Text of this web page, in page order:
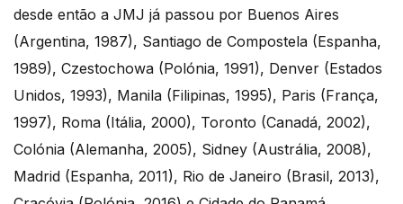
desde então a JMJ já passou por Buenos Aires
(Argentina, 1987), Santiago de Compostela (Espanha,
1989), Czestochowa (Polónia, 1991), Denver (Estados
Unidos, 1993), Manila (Filipinas, 1995), Paris (França,
1997), Roma (Itália, 2000), Toronto (Canadá, 2002),
Colónia (Alemanha, 2005), Sidney (Austrália, 2008),
Madrid (Espanha, 2011), Rio de Janeiro (Brasil, 2013),